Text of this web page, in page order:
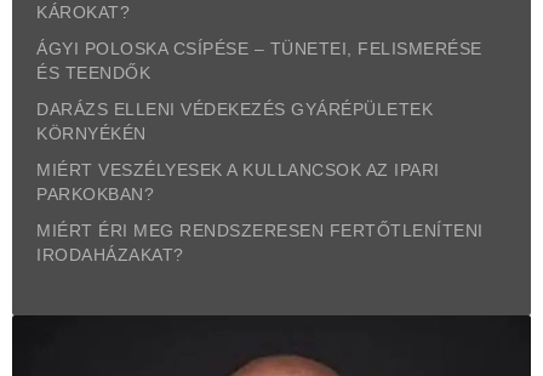
KÁROKAT?
ÁGYI POLOSKA CSÍPÉSE – TÜNETEI, FELISMERÉSE
ÉS TEENDŐK
DARÁZS ELLENI VÉDEKEZÉS GYÁRÉPÜLETEK
KÖRNYÉKÉN
MIÉRT VESZÉLYESEK A KULLANCSOK AZ IPARI
PARKOKBAN?
MIÉRT ÉRI MEG RENDSZERESEN FERTŐTLENÍTENI
IRODAHÁZAKAT?